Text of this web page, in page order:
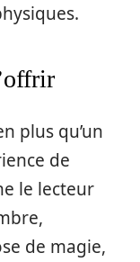
plus qu’un
de
le lecteur
de magie,